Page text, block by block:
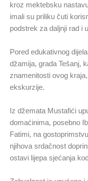
kroz mektebsku
imali su priliku čuti
podstrek za daljnji rad i
Pored edukativnog
džamija, grada Tešanj,
znamenitosti ovog
ekskurzije.
Iz džemata Mustafići
domaćinima, posebno
Fatimi, na
njihova srdačnost
ostavi lijepa sjećanja